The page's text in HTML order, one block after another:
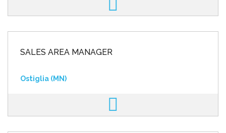
SALES AREA MANAGER
Ostiglia (MN)